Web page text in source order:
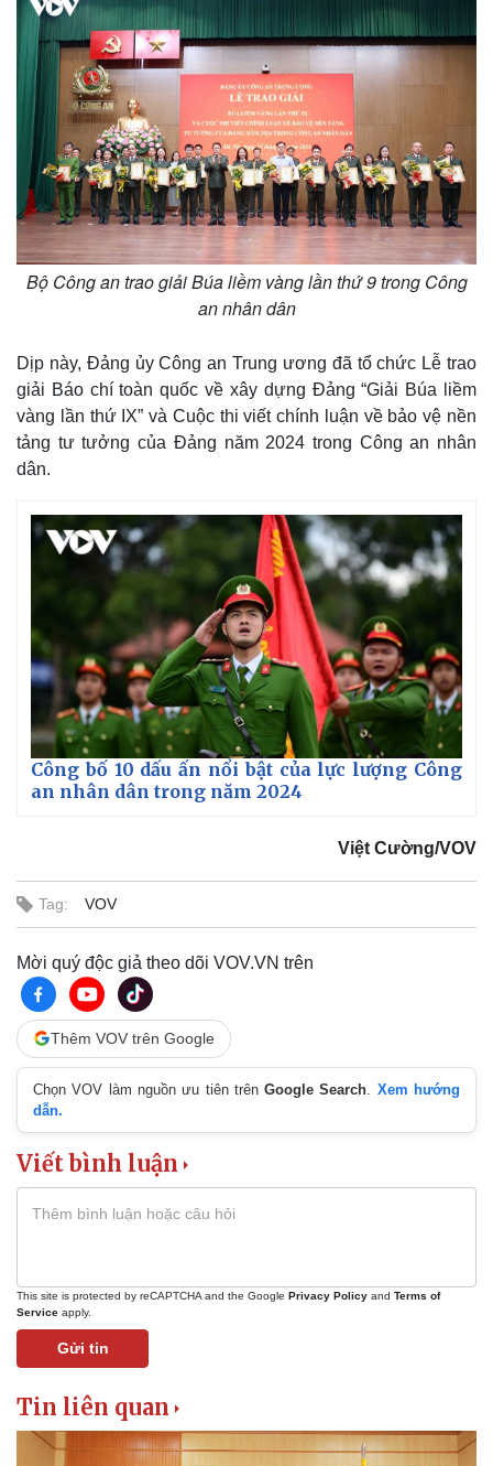
Pháp luật
Vụ án
Tin nóng
Quân sự - Quốc phòng
Vũ khí
Bộ Công an trao giải Búa liềm vàng lần thứ 9 trong Công
an nhân dân
Dịp này, Đảng ủy Công an Trung ương đã tổ chức Lễ trao
giải Báo chí toàn quốc về xây dựng Đảng “Giải Búa liềm
vàng lần thứ IX” và Cuộc thi viết chính luận về bảo vệ nền
tảng tư tưởng của Đảng năm 2024 trong Công an nhân
dân.
Công bố 10 dấu ấn nổi bật của lực lượng Công
an nhân dân trong năm 2024
Việt Cường/VOV
Tag: VOV
Mời quý độc giả theo dõi VOV.VN trên
Thêm VOV trên Google
Chọn VOV làm nguồn ưu tiên trênGoogle Search
Xem hướng
dẫn.
Viết bình luận
This site is protected by reCAPTCHA and the Google Privacy Policy and Terms of
Service apply.
Gửi tin
Tin liên quan